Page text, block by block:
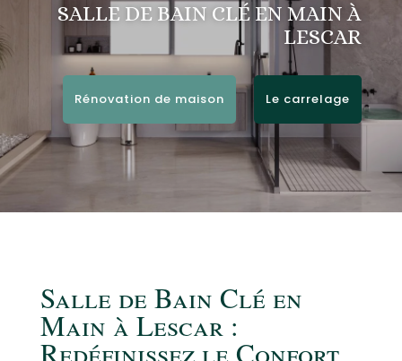
SALLE DE BAIN CLÉ EN MAIN À
LESCAR
Rénovation de maison Le carrelage
Salle de Bain Clé en
Main à Lescar :
Redéfinissez le Confort